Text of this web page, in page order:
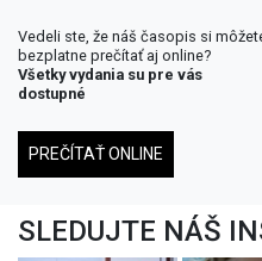
Vedeli ste, že náš časopis si
bezplatne prečítať aj online?
Všetky vydania su pre vás
dostupné
PREČÍTAŤ ONLINE
SLEDUJTE NÁŠ